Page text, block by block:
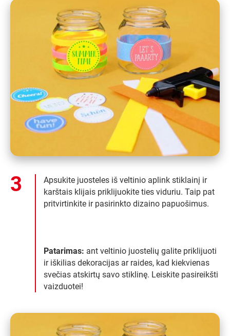
Apsukite juosteles iš veltinio aplink stiklainį ir
karštais klijais priklijuokite ties viduriu. Taip pat
pritvirtinkite ir pasirinkto dizaino papuošimus.
Patarimas: ant veltinio juostelių galite priklijuoti
ir iškilias dekoracijas ar raides, kad kiekvienas
svečias atskirtų savo stiklinę. Leiskite pasireikšti
vaizduotei!